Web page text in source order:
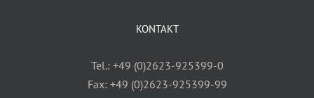
KONTAKT
Tel.: +49 (0)2623-925399-0
Fax: +49 (0)2623-925399-99